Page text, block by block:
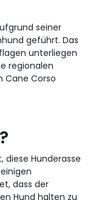
seiner
geführt. Das
unterliegen
regionalen
Cane Corso
diese Hunderasse
dass der
Hund halten zu